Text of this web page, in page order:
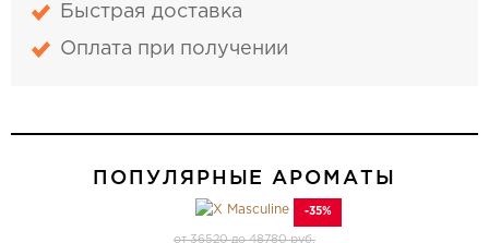
Быстрая доставка
Оплата при получении
ПОПУЛЯРНЫЕ АРОМАТЫ
-35%
от 36520 до 48780 руб.